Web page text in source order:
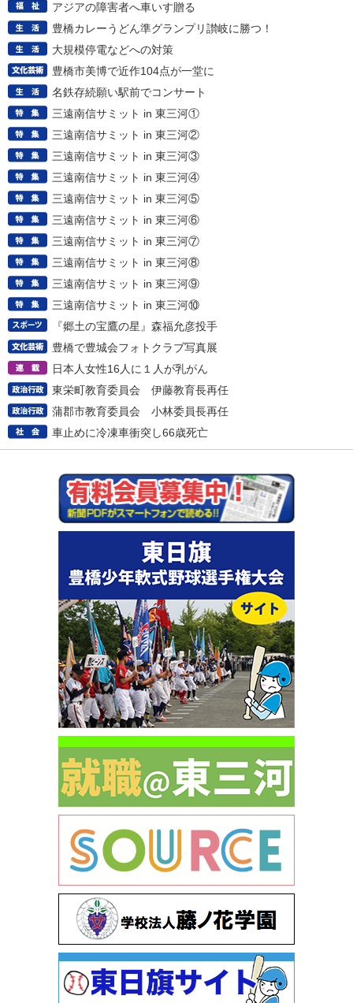
アジアの障害者へ車いす贈る
豊橋カレーうどん準グランプリ讃岐に勝つ！
大規模停電などへの対策
豊橋市美博で近作104点が一堂に
名鉄存続願い駅前でコンサート
三遠南信サミット in 東三河①
三遠南信サミット in 東三河②
三遠南信サミット in 東三河③
三遠南信サミット in 東三河④
三遠南信サミット in 東三河⑤
三遠南信サミット in 東三河⑥
三遠南信サミット in 東三河⑦
三遠南信サミット in 東三河⑧
三遠南信サミット in 東三河⑨
三遠南信サミット in 東三河⑩
『郷土の宝鷹の星』森福允彦投手
豊橋で豊城会フォトクラブ写真展
日本人女性16人に１人が乳がん
東栄町教育委員会 伊藤教育長再任
蒲郡市教育委員会 小林委員長再任
車止めに冷凍車衝突し66歳死亡